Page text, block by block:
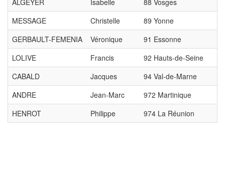
ALGEYER
Isabelle
88 Vosges
MESSAGE
Christelle
89 Yonne
GERBAULT-FEMENIA
Véronique
91 Essonne
LOLIVE
Francis
92 Hauts-de-Seine
CABALD
Jacques
94 Val-de-Marne
ANDRE
Jean-Marc
972 Martinique
HENROT
Philippe 974 La Réunion